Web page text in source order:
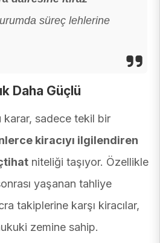
süreç lehlerine
Daha Güçlü
karar, sadece tekil bir
kiracıyı ilgilendiren
niteliği taşıyor. Özellikle
yaşanan tahliye
takiplerine karşı kiracılar,
zemine sahip.